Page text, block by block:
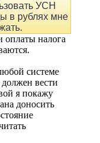
УСН
в рублях мне
оплаты налога
системе
вести
я покажу
доносить